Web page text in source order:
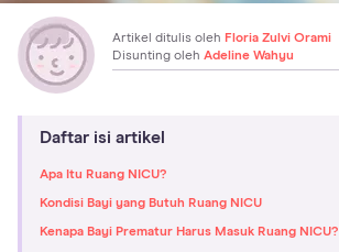
Artikel ditulis oleh Floria Zulvi Orami
Disunting oleh Adeline Wahyu
Daftar isi artikel
Apa Itu Ruang NICU?
Kondisi Bayi yang Butuh Ruang NICU
Kenapa Bayi Prematur Harus Masuk Ruang NICU?